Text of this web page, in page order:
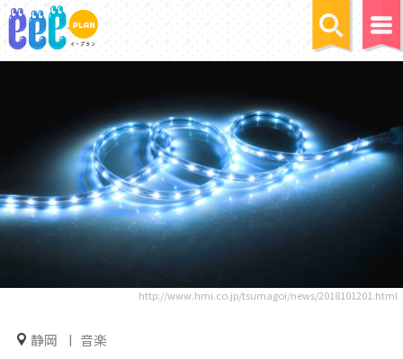
http://www.hmi.co.jp/tsumagoi/news/2018101201.html
静岡 音楽